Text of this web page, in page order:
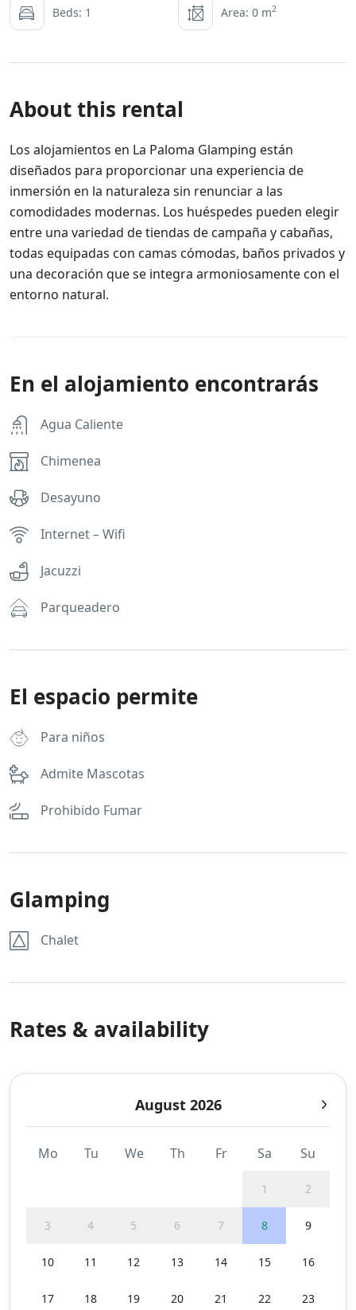
Beds: 1 Area: 0 m2
About this rental
Los alojamientos en La Paloma Glamping están
diseñados para proporcionar una experiencia de
inmersión en la naturaleza sin renunciar a las
comodidades modernas. Los huéspedes pueden elegir
entre una variedad de tiendas de campaña y cabañas,
todas equipadas con camas cómodas, baños privados y
una decoración que se integra armoniosamente con el
entorno natural.
En el alojamiento encontrarás
Agua Caliente
Chimenea
Desayuno
Internet – Wifi
Jacuzzi
Parqueadero
El espacio permite
Para niños
Admite Mascotas
Prohibido Fumar
Glamping
Chalet
Rates & availability
August 2026
Mo Tu We Th Fr Sa Su
1 2
3 4 5 6 7 8 9
10 11 12 13 14 15 16
17 18 19 20 21 22 23